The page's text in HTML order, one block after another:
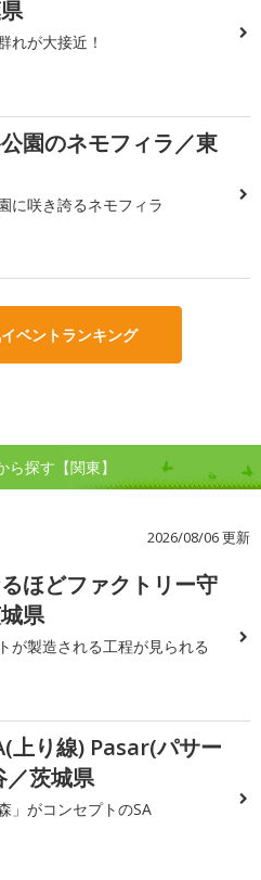
れが大接近！
園のネモフィラ／東
に咲き誇るネモフィラ
ベントランキング
探す【関東】
2026/08/06 更新
ほどファクトリー守
県
が製造される工程が見られる
上り線) Pasar(パサー
／茨城県
」がコンセプトのSA